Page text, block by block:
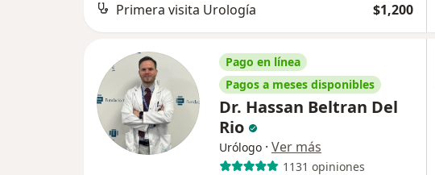
Primera visita Urología $1,200
Pago en línea
Pagos a meses disponibles
Dr. Hassan Beltran Del
Rio
Urólogo · Ver más
1131 opiniones